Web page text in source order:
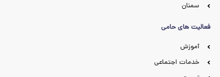
سمنان
فعالیت های حامی
آموزش
خدمات اجتماعی